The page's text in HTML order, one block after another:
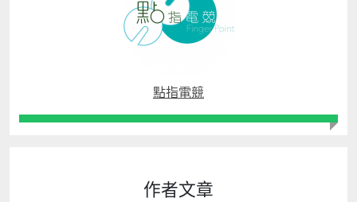
點指電競
作者文章